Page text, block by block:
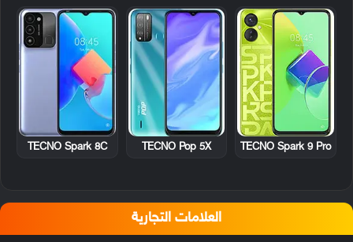
TECNO Spark 9 Pro
TECNO Pop 5X
TECNO Spark 8C
العلامات التجارية